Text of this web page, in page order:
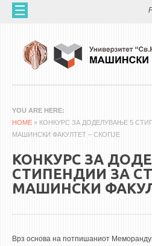
Skip to main content
ЗА НАС
60 ГОДИНИ МФ
ОРГАНИЗАЦИЈА
МАШИНСКО ИНЖЕНЕРСТВО -
АПЛИКАТИВНА ДЕЈНОСТ
YOU ARE HERE
HOME » КОНКУРС ЗА ДОДЕЛУВАЊЕ 5
МАШИНСКИ ФАКУЛТЕТ – СКОПЈЕ
КОНКУРС ЗА
СТИПЕНДИИ ЗА
МАШИНСКИ
Врз основа на потпишаниот